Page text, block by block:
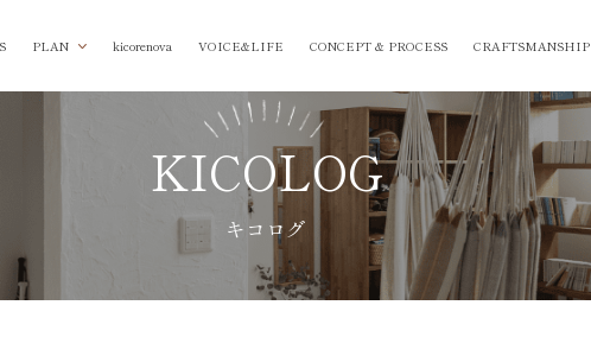
PLAN kicorenova VOICE&LIFE CONCEPT & PROCESS CRAFTSMANSHIP
KICOLOG
キコログ